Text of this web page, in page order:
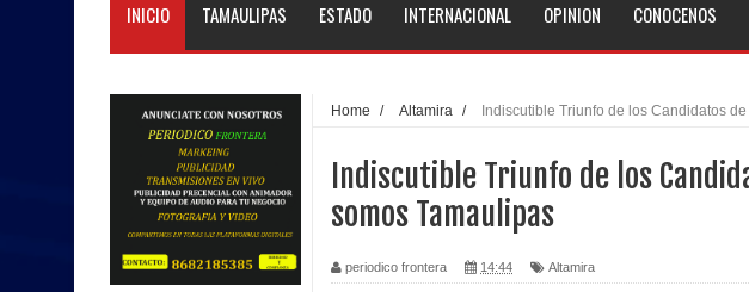
INICIO TAMAULIPAS ESTADO INTERNACIONAL OPINION CONOCENOS
Home / Altamira / Indiscutible Triunfo de los Candidatos
Indiscutible Triunfo de los
somos Tamaulipas
periodico frontera 14:44 Altamira